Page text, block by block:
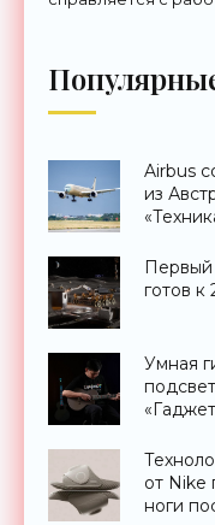
Airbus
из
Первый
готов к
Умная
от Nike
ноги